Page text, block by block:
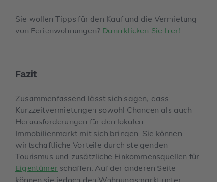
Sie wollen Tipps für den Kauf und die Vermietung
von Ferienwohnungen? Dann klicken Sie hier!
Fazit
Zusammenfassend lässt sich sagen, dass
Kurzzeitvermietungen sowohl Chancen als auch
Herausforderungen für den lokalen
Immobilienmarkt mit sich bringen. Sie können
wirtschaftliche Vorteile durch steigenden
Tourismus und zusätzliche Einkommensquellen für
Eigentümer schaffen. Auf der anderen Seite
können sie jedoch den Wohnungsmarkt unter